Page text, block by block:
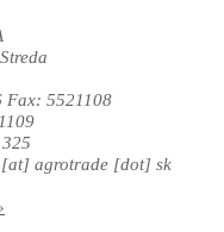
Fax: 5521108
[at] agrotrade [dot] sk